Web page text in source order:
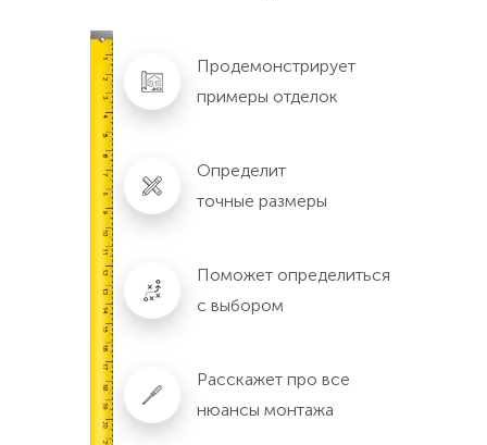
Продемонстрирует
примеры отделок
Определит
точные размеры
Поможет определиться
с выбором
Расскажет про все
нюансы монтажа